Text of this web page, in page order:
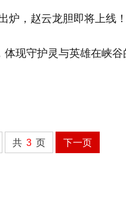
体现守护灵与英雄在峡
共 3 页 下一页